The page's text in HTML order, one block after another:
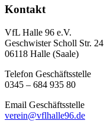
Kontakt
VfL Halle 96 e.V.
Geschwister Scholl Str. 24
06118 Halle (Saale)
Telefon Geschäftsstelle
0345 – 684 935 80
Email Geschäftsstelle
verein@vflhalle96.de